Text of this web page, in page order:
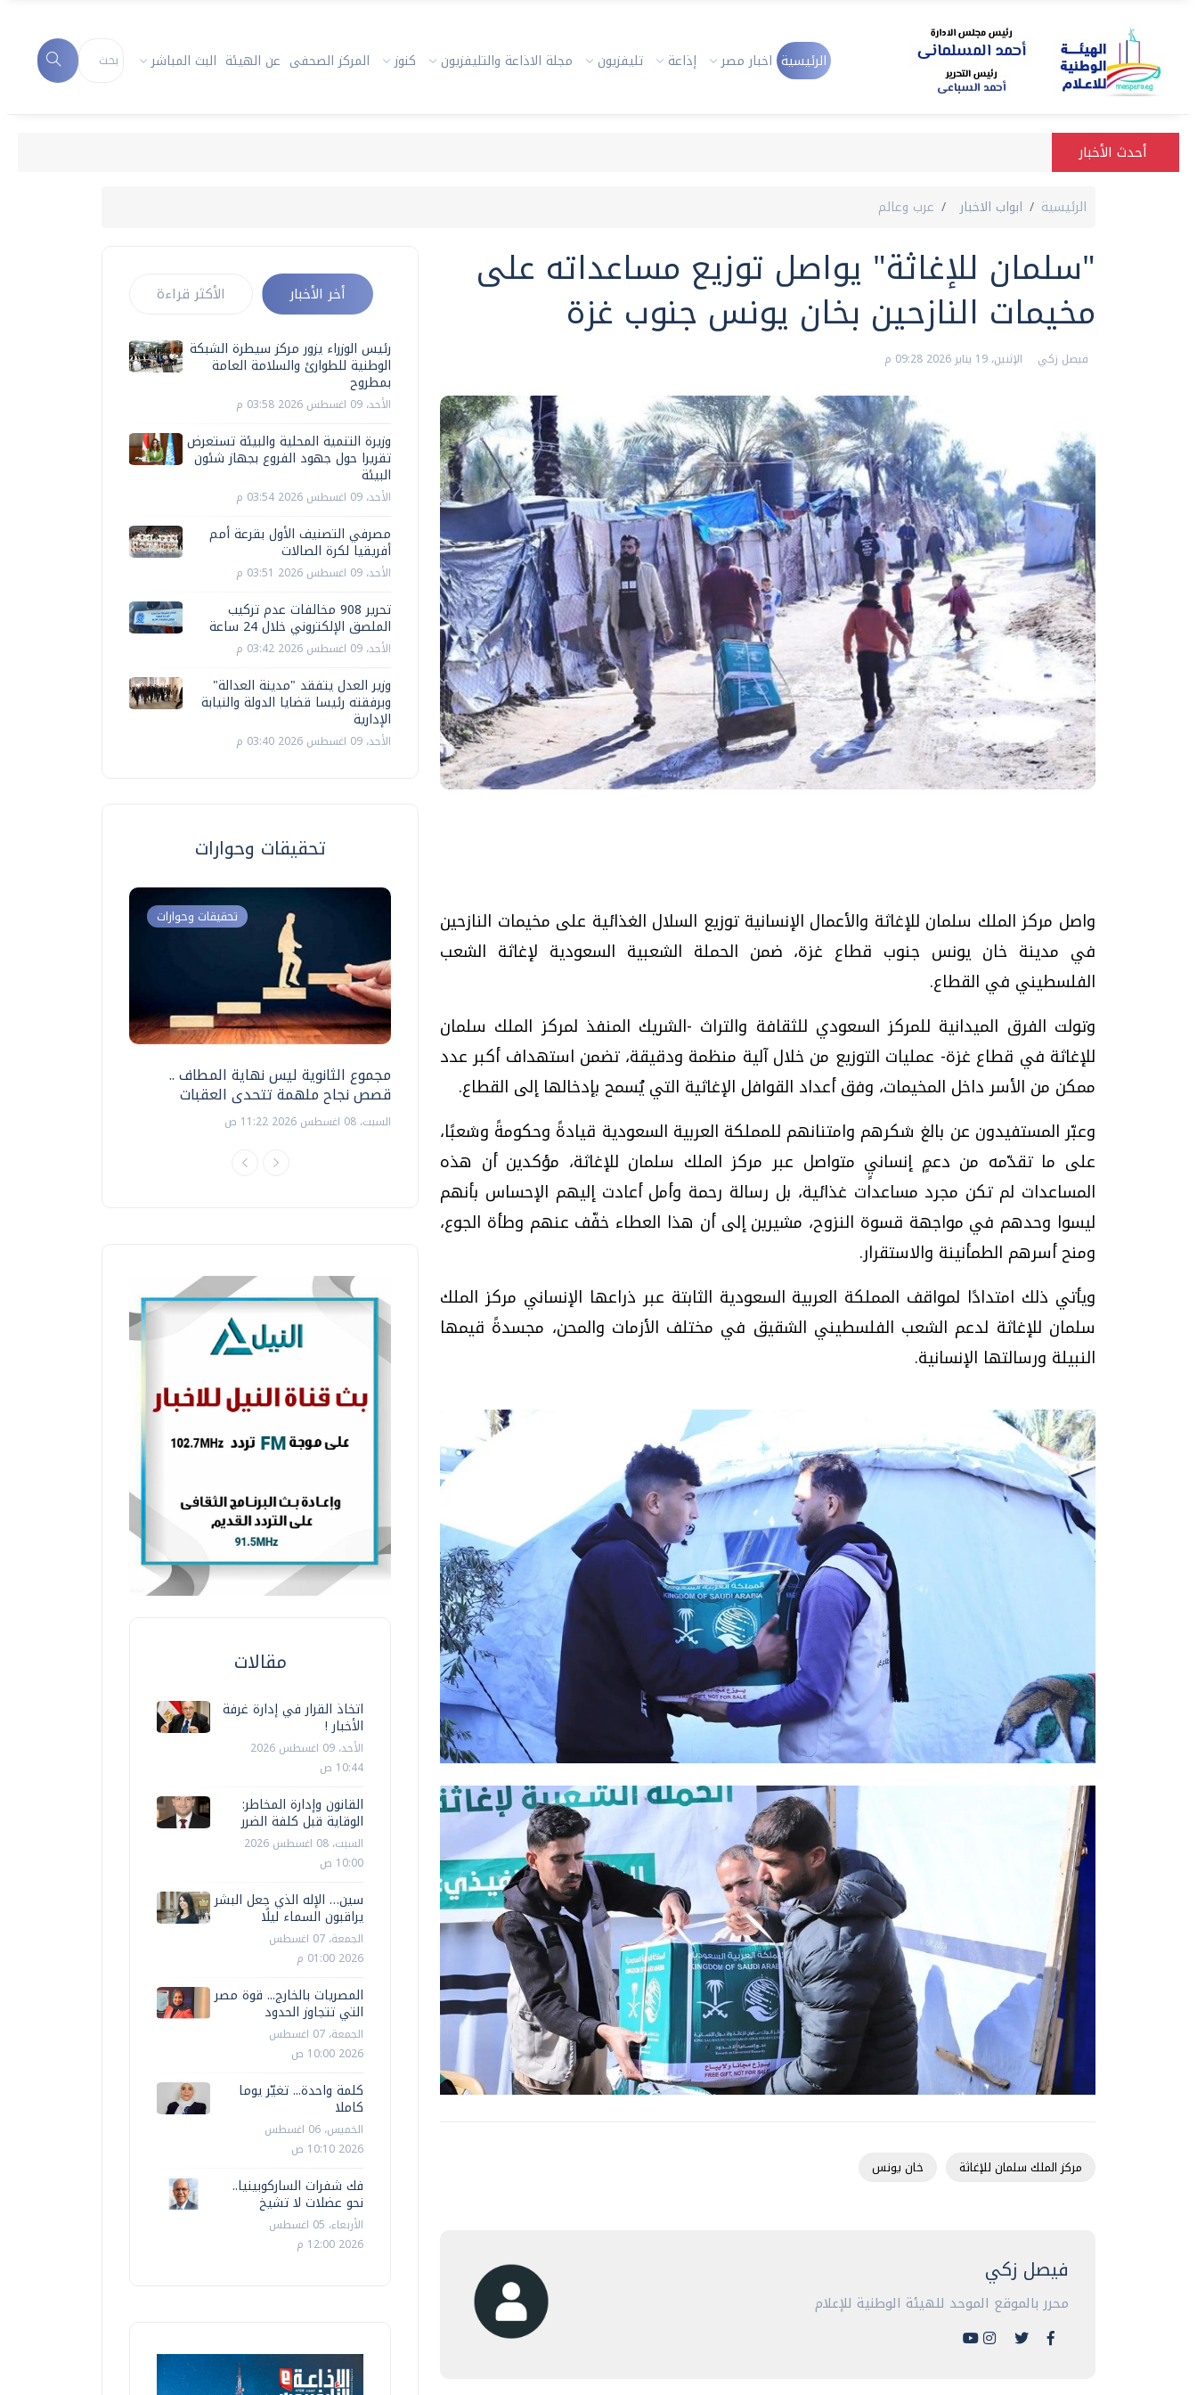
الرئيسية اخبار مصر إذاعة تليفزيون مجلة الاذاعة والتليفزيون كنوز المركز الصحفى عن الهيئة البث المباشر
أحدث الأخبار
الرئيسية ابواب الاخبار عرب وعالم
"سلمان للإغاثة" يواصل توزيع مساعداته على
مخيمات النازحين بخان يونس جنوب غزة‎
فيصل زكي الإثنين، 19 يناير 2026 09:28 م
واصل مركز الملك سلمان للإغاثة والأعمال الإنسانية توزيع السلال الغذائية على مخيمات النازحين
في مدينة خان يونس جنوب قطاع غزة، ضمن الحملة الشعبية السعودية لإغاثة الشعب
الفلسطيني في القطاع.
وتولت الفرق الميدانية للمركز السعودي للثقافة والتراث -الشريك المنفذ لمركز الملك سلمان
للإغاثة في قطاع غزة- عمليات التوزيع من خلال آلية منظمة ودقيقة، تضمن استهداف أكبر عدد
ممكن من الأسر داخل المخيمات، وفق أعداد القوافل الإغاثية التي يُسمح بإدخالها إلى القطاع.
وعبّر المستفيدون عن بالغ شكرهم وامتنانهم للمملكة العربية السعودية قيادةً وحكومةً وشعبًا،
على ما تقدّمه من دعمٍ إنسانيٍ متواصل عبر مركز الملك سلمان للإغاثة، مؤكدين أن هذه
المساعدات لم تكن مجرد مساعدات غذائية، بل رسالة رحمة وأمل أعادت إليهم الإحساس بأنهم
ليسوا وحدهم في مواجهة قسوة النزوح، مشيرين إلى أن هذا العطاء خفّف عنهم وطأة الجوع،
ومنح أسرهم الطمأنينة والاستقرار.
ويأتي ذلك امتدادًا لمواقف المملكة العربية السعودية الثابتة عبر ذراعها الإنساني مركز الملك
سلمان للإغاثة لدعم الشعب الفلسطيني الشقيق في مختلف الأزمات والمحن، مجسدةً قيمها
النبيلة ورسالتها الإنسانية.
مركز الملك سلمان للإغاثة خان يونس
فيصل زكي
محرر بالموقع الموحد للهيئة الوطنية للإعلام
أخر الأخبار الأكثر قراءة
رئيس الوزراء يزور مركز سيطرة الشبكة
الوطنية للطوارئ والسلامة العامة
بمطروح
الأحد، 09 اغسطس 2026 03:58 م
وزيرة التنمية المحلية والبيئة تستعرض
تقريرا حول جهود الفروع بجهاز شئون
البيئة
الأحد، 09 اغسطس 2026 03:54 م
مصرفي التصنيف الأول بقرعة أمم
أفريقيا لكرة الصالات
الأحد، 09 اغسطس 2026 03:51 م
تحرير 908 مخالفات عدم تركيب
الملصق الإلكتروني خلال 24 ساعة
الأحد، 09 اغسطس 2026 03:42 م
وزير العدل يتفقد "مدينة العدالة"
وبرفقته رئيسا قضايا الدولة والنيابة
الإدارية
الأحد، 09 اغسطس 2026 03:40 م
تحقيقات وحوارات
تحقيقات وحوارات
مجموع الثانوية ليس نهاية المطاف ..
قصص نجاح ملهمة تتحدى العقبات
السبت، 08 اغسطس 2026 11:22 ص
تحقيقات وحوارات
بعد إشعارات "جوجل" .. هل يمكن التنبوء
بالزلازل وكيف نتعامل معها؟
تحقيقات وحوارات
دليلك للتنسيق الجامعي .. تساؤلات
وإجابات
السبت، 01 اغسطس 2026 10:25 ص
تحقيقات وحوارات
فيديو.. الإعلام الرقمي.. تقنيات واعدة
وتحديات هائلة
مقالات
اتخاذ القرار في إدارة غرفة
الأخبار !
الأحد، 09 اغسطس 2026
10:44 ص
القانون وإدارة المخاطر:
الوقاية قبل كلفة الضرر
السبت، 08 اغسطس 2026
10:00 ص
سين… الإله الذي جعل البشر
يراقبون السماء ليلًا
الجمعة، 07 اغسطس
2026 01:00 م
المصريات بالخارج... قوة مصر
التي تتجاوز الحدود
الجمعة، 07 اغسطس
2026 10:00 ص
كلمة واحدة... تغيّر يوما
كاملا
الخميس، 06 اغسطس
2026 10:10 ص
فك شفرات الساركوبينيا..
نحو عضلات لا تشيخ
الأربعاء، 05 اغسطس
2026 12:00 م